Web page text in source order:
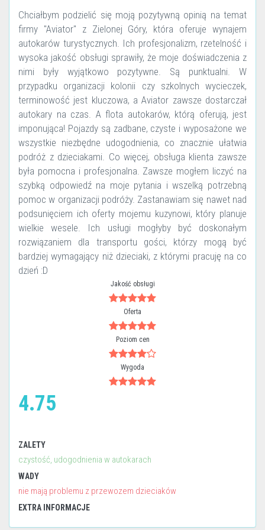
Chciałbym podzielić się moją pozytywną opinią na temat
firmy "Aviator" z Zielonej Góry, która oferuje wynajem
autokarów turystycznych. Ich profesjonalizm, rzetelność i
wysoka jakość obsługi sprawiły, że moje doświadczenia z
nimi były wyjątkowo pozytywne. Są punktualni. W
przypadku organizacji kolonii czy szkolnych wycieczek,
terminowość jest kluczowa, a Aviator zawsze dostarczał
autokary na czas. A flota autokarów, którą oferują, jest
imponująca! Pojazdy są zadbane, czyste i wyposażone we
wszystkie niezbędne udogodnienia, co znacznie ułatwia
podróż z dzieciakami. Co więcej, obsługa klienta zawsze
była pomocna i profesjonalna. Zawsze mogłem liczyć na
szybką odpowiedź na moje pytania i wszelką potrzebną
pomoc w organizacji podróży. Zastanawiam się nawet nad
podsunięciem ich oferty mojemu kuzynowi, który planuje
wielkie wesele. Ich usługi mogłyby być doskonałym
rozwiązaniem dla transportu gości, którzy mogą być
bardziej wymagający niż dzieciaki, z którymi pracuję na co
dzień :D
Jakość obsługi
Oferta
Poziom cen
Wygoda
4.75
ZALETY
czystość, udogodnienia w autokarach
WADY
nie mają problemu z przewozem dzieciaków
EXTRA INFORMACJE